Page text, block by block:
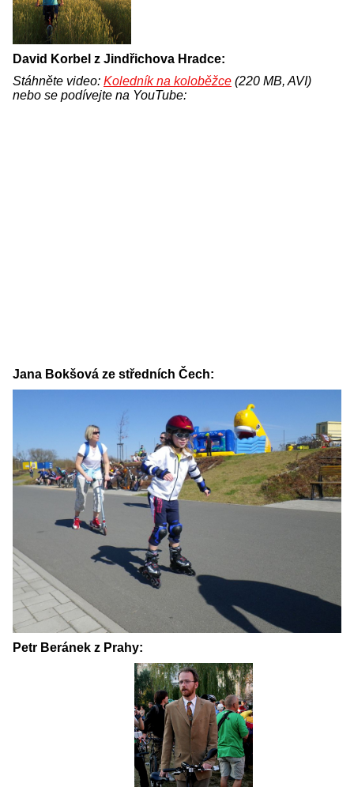
David Korbel z Jindřichova Hradce:
Stáhněte video: Koledník na koloběžce (220 MB, AVI)
nebo se podívejte na YouTube:
Jana Bokšová ze středních Čech:
Petr Beránek z Prahy: